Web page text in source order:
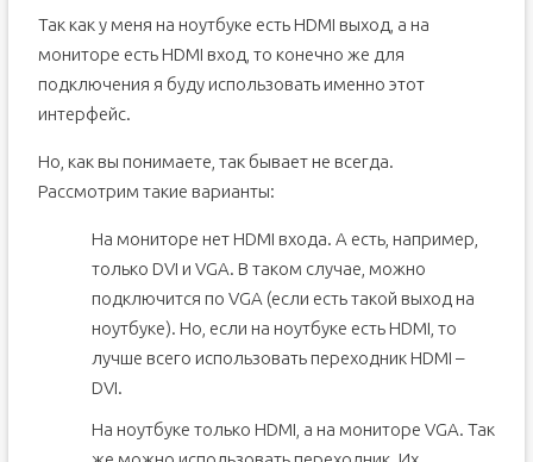
Так как у меня на ноутбуке есть HDMI выход, а на
мониторе есть HDMI вход, то конечно же для
подключения я буду использовать именно этот
интерфейс.
Но, как вы понимаете, так бывает не всегда.
Рассмотрим такие варианты:
На мониторе нет HDMI входа. А есть, например,
только DVI и VGA. В таком случае, можно
подключится по VGA (если есть такой выход на
ноутбуке). Но, если на ноутбуке есть HDMI, то
лучше всего использовать переходник HDMI –
DVI.
На ноутбуке только HDMI, а на мониторе VGA. Так